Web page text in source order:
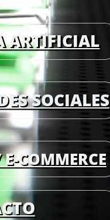
ARTIFICIAL
SOCIALES
COMMERCE